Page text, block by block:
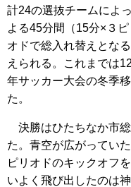
計24の選抜チームによ
よる45分間（15分×３
オドで総入れ替えとな
えられる。これまでは
年サッカー大会の冬季
た。
決勝はひたちなか市
た。青空が広がってい
ピリオドのキックオフ
いよく飛び出したのは